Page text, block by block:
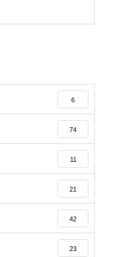
6
74
11
21
42
23